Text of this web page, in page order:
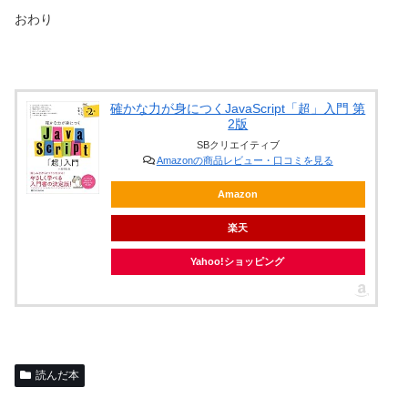
おわり
確かな力が身につくJavaScript「超」入門 第
2版
SBクリエイティブ
Amazonの商品レビュー・口コミを見る
Amazon
楽天
Yahoo!ショッピング
読んだ本